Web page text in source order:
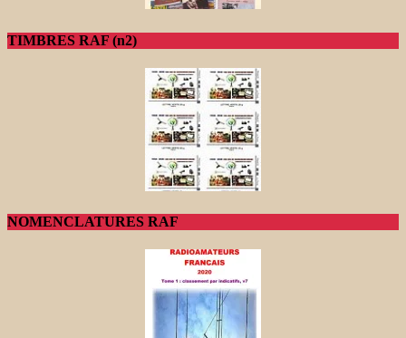
TIMBRES RAF (n2)
NOMENCLATURES RAF